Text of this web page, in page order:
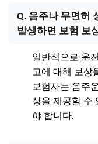
Q. 음주나 무면허
발생하면 보험 보
일반적으로 운
고에 대해 보상
보험사는 음주
상을 제공할 수
야 합니다.